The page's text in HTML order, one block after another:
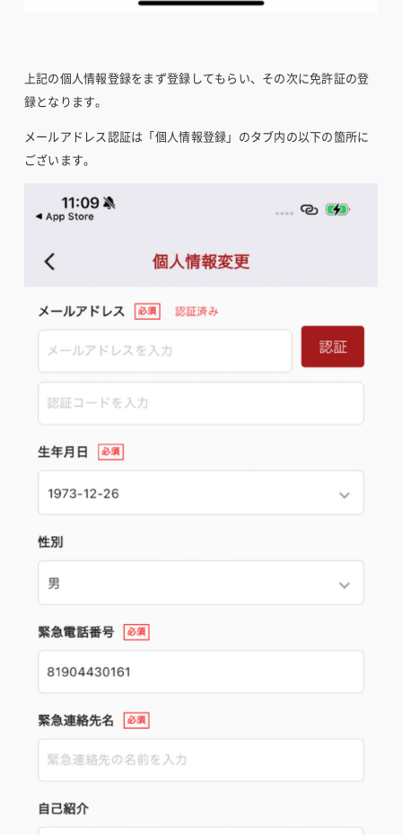
上記の個人情報登録をまず登録してもらい、その次に免許証の登
録となります。
メールアドレス認証は「個人情報登録」のタブ内の以下の箇所に
ございます。